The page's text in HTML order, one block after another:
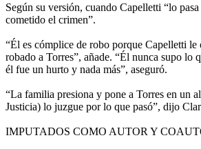
Según su versión, cuando Capelletti “lo
cometido el crimen”.
“Él es cómplice de robo porque Capelletti le
robado a Torres”, añade. “Él nunca supo lo
él fue un hurto y nada más”, aseguró.
“La familia presiona y pone a Torres en un
Justicia) lo juzgue por lo que pasó”, dijo
IMPUTADOS COMO AUTOR Y